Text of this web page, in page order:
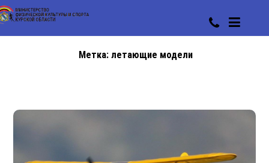
Метка: летающие модели